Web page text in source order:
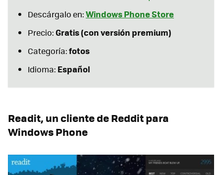
Descárgalo en:Windows Phone Store
Precio:Gratis (con versión premium)
Categoría:fotos
Idioma: Español
Readit, un cliente de Reddit para
Windows Phone